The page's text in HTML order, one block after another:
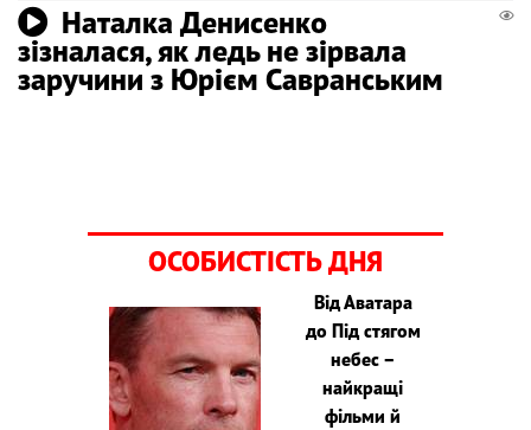
Наталка Денисенко
зізналася, як ледь не зірвала
заручини з Юрієм Савранським
ОСОБИСТІСТЬ ДНЯ
Від Аватара
до Під стягом
небес –
найкращі
фільми й